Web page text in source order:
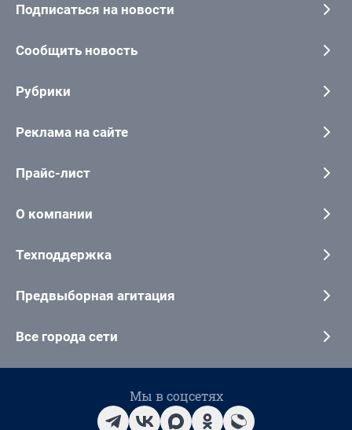
Подписаться на новости
Сообщить новость
Рубрики
Реклама на сайте
Прайс-лист
О компании
Техподдержка
Предвыборная агитация
Все города сети
Мы в соцсетях